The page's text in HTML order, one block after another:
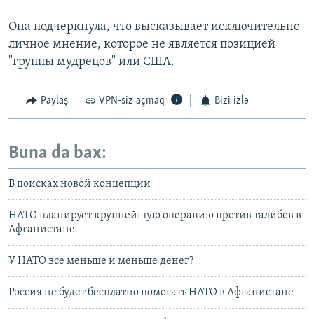
Она подчеркнула, что высказывает исключительно
личное мнение, которое не является позицией
"группы мудрецов" или США.
Paylaş VPN-siz açmaq Bizi izlə
Buna da bax:
В поисках новой концепции
НАТО планирует крупнейшую операцию против талибов в
Афганистане
У НАТО все меньше и меньше денег?
Россия не будет бесплатно помогать НАТО в Афганистане